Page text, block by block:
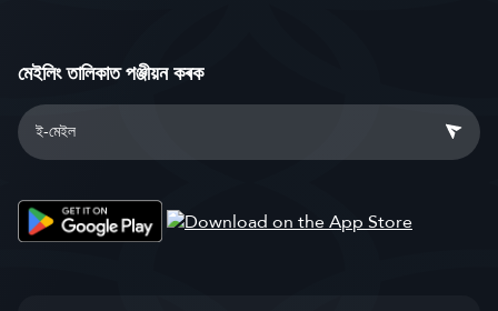
মেইলিং তালিকাত পঞ্জীয়ন কৰক